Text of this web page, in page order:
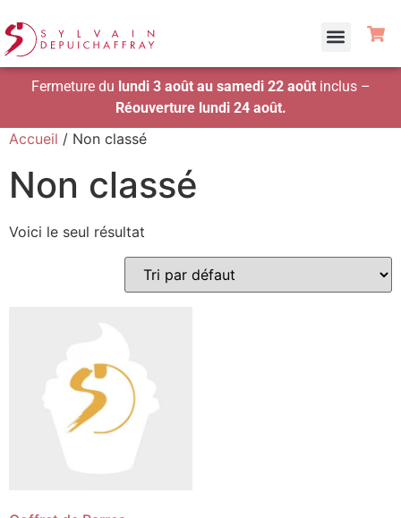
Fermeture du lundi 3 août au samedi 22 aoûtinclus –
Réouverture lundi 24 août.
Accueil / Non classé
Non classé
Voici le seul résultat